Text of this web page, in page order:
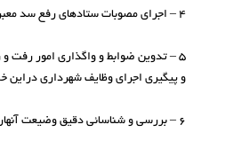
۴ – اجرای مصوبات ستادهای رفع سد معبر و برفروبی و پیشگیری از خطر سیل و امثالهم
۵ – تدوین ضوابط و واگذاری امور رفت
و پیگیری اجرای وظایف شهرداری
۶ – بررسی و شناسائی دقیق وضیعت آنهار و مسیلهای شهر و جمع آوری و طبقه بندی کلیه اطلاعات دراین خصوص